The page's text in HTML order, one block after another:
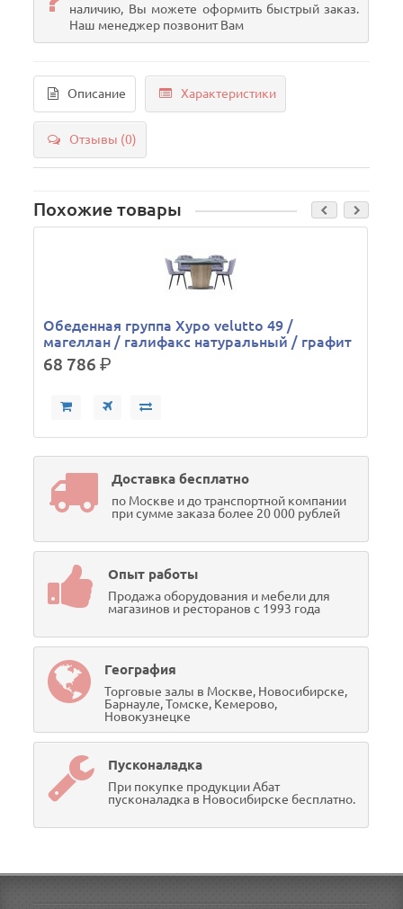
наличию, Вы можете оформить быстрый заказ.
Наш менеджер позвонит Вам
Описание Характеристики
Отзывы (0)
Похожие товары
Обеденная группа Хуро velutto 49 /
магеллан / галифакс натуральный / графит
68 786р.
Доставка бесплатно
по Москве и до транспортной компании
при сумме заказа более 20 000 рублей
Опыт работы
Продажа оборудования и мебели для
магазинов и ресторанов с 1993 года
География
Торговые залы в Москве, Новосибирске,
Барнауле, Томске, Кемерово,
Новокузнецке
Пусконаладка
При покупке продукции Абат
пусконаладка в Новосибирске бесплатно.